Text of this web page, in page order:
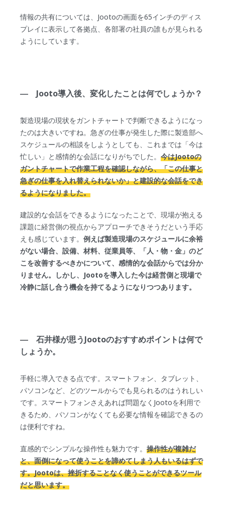
情報の共有については、Jootoの画面を65インチのディス
プレイに表示して各拠点、各部署の社員の誰もが見られる
ようにしています。
― Jooto導入後、変化したことは何でしょうか？
製造現場の現状をガントチャートで判断できるようになっ
たのは大きいですね。急ぎの仕事が発生した際に製造部へ
スケジュールの相談をしようとしても、これまでは「今は
忙しい」と感情的な会話になりがちでした。今はJootoの
ガントチャートで作業工程を確認しながら、「この仕事と
急ぎの仕事を入れ替えられないか」と建設的な会話をでき
るようになりました。
建設的な会話をできるようになったことで、現場が抱える
課題に経営側の視点からアプローチできそうだという手応
えも感じています。例えば製造現場のスケジュールに余裕
がない場合、設備、材料、従業員等、「人・物・金」のど
こを改善するべきかについて、感情的な会話からでは分か
りません。しかし、Jootoを導入した今は経営側と現場で
冷静に話し合う機会を持てるようになりつつあります。
― 石井様が思うJootoのおすすめポイントは何で
しょうか。
手軽に導入できる点です。スマートフォン、タブレット、
パソコンなど、どのツールからでも見られるのはうれしい
です。スマートフォンさえあれば問題なくJootoを利用で
きるため、パソコンがなくても必要な情報を確認できるの
は便利ですね。
直感的でシンプルな操作性も魅力です。操作性が複雑だ
と、面倒になって使うことを諦めてしまう人もいるはずで
す。Jootoは、挫折することなく使うことができるツール
だと思います。